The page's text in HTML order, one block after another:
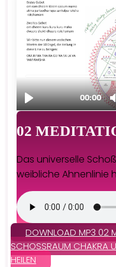
02
Das universelle
weibliche Ahnenlinie
DOWNLOAD MP3 02
SCHOSSRAUM CHAKRA
EILEN